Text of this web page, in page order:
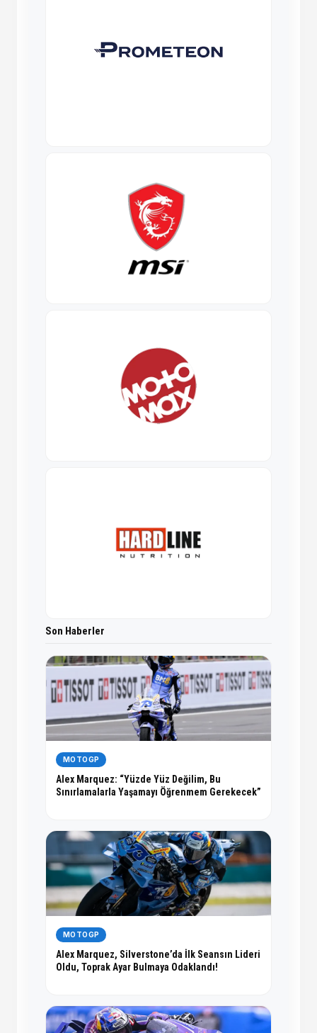
Son Haberler
MOTOGP
Alex Marquez: “Yüzde Yüz Değilim, Bu
Sınırlamalarla Yaşamayı Öğrenmem Gerekecek”
MOTOGP
Alex Marquez, Silverstone’da İlk Seansın Lideri
Oldu, Toprak Ayar Bulmaya Odaklandı!